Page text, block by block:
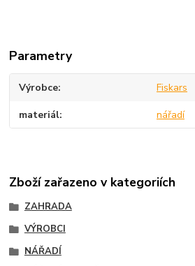
Parametry
Výrobce Fiskars
materiál nářadí
Zboží zařazeno v kategoriích
ZAHRADA
VÝROBCI
NÁŘADÍ